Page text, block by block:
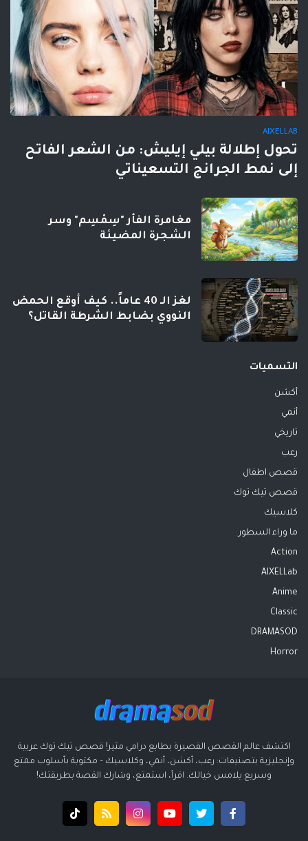
AIXELLAB
تحول إطلالة بيلي إيليش: من الشعر الفاتح
إلى نمط الجرانج التسعيناتي
مغامرة الفأر "سِمْسِم" وسر
الشجرة المضيئة
لغز الـ 40 عاماً.. كيف أوقع الحمض
النووي بضابط الشرطة القاتل؟
التسميات
أكشن
أنمي
تاريخي
رعب
قصص اطفال
قصص تيك توك
كلاسيك
ما وراء السطور
Action
AIXELLab
Anime
Classic
DRAMASOD
Horror
اكتشف عالم القصص القصيرة بطابع درامي مثير! قصص تيك توك عربية
وإنجليزية بتصنيفات: رعب، أكشن، أنمي، وكلاسيك – مكتوبة بأسلوب ممتع
وسريع يلامس خيالك. اقرأ، استمتع، وشارك القصة بطريقتك!